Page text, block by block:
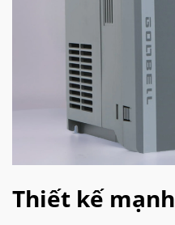
Thiết kế